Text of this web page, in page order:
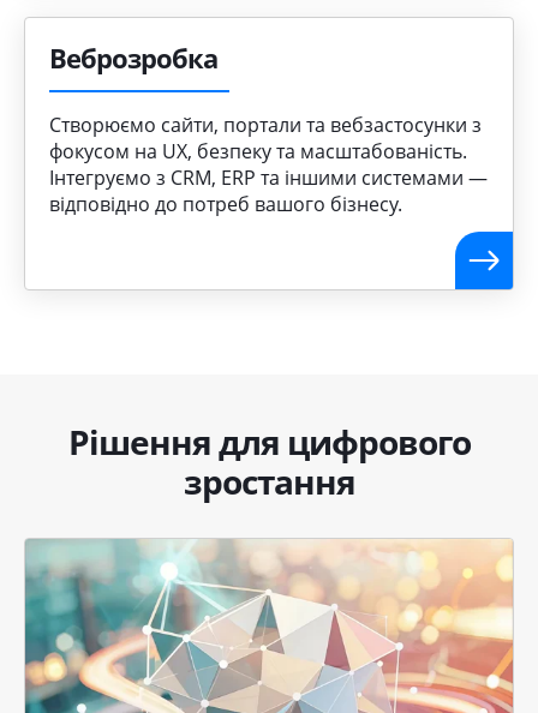
Веброзробка
Створюємо сайти, портали та вебзастосунки з
фокусом на UX, безпеку та масштабованість.
Інтегруємо з CRM, ERP та іншими системами —
відповідно до потреб вашого бізнесу.
Рішення для цифрового
зростання